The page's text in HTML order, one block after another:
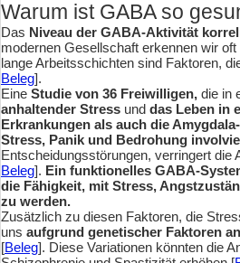
Warum ist GABA so
Das Niveau der GABA-Aktivität
modernen Gesellschaft erkennen wir
lange Arbeitsschichten sind Faktoren,
Beleg].
Eine Studie von 36 Freiwilligen, die in
anhaltender Stress und das Leben in
Erkrankungen als auch die
Stress, Panik und Bedrohung
Entscheidungsstörungen, verringert
Beleg]. Ein funktionelles GABA-
die Fähigkeit, mit Stress,
zu werden.
Zusätzlich zu diesen Faktoren, die
uns aufgrund genetischer Faktoren
[Beleg]. Diese Variationen könnten die